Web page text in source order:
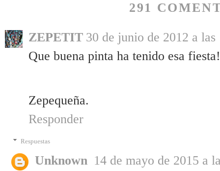
291
ZEPETIT 30 de junio de 2012 a las
Que buena pinta ha tenido esa
Zepequeña.
Responder
Respuestas
Unknown 14 de mayo de 2015 a